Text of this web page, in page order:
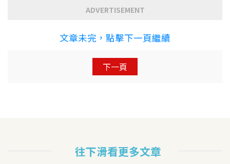
ADVERTISEMENT
文章未完，點擊下一頁繼續
下一頁
往下滑看更多文章